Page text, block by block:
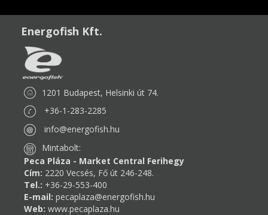
Energofish Kft.
1201 Budapest, Helsinki út 74.
+36-1-283-2285
info@energofish.hu
Mintabolt:
Peca Pláza - Market Central Ferihegy
Cím: 2220 Vecsés, Fő út 246-248.
Tel.: +36-29-553-400
E-mail: pecaplaza@energofish.hu
Web: www.pecaplaza.hu